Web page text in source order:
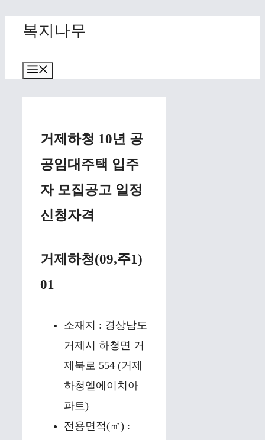
content
복지나무
거제하청 10년 공
공임대주택 입주
자 모집공고 일정
신청자격
거제하청(09,주1)
01
소재지 : 경상남도
거제시 하청면 거
제북로 554 (거제
하청엘에이치아
파트)
전용면적(㎡) :